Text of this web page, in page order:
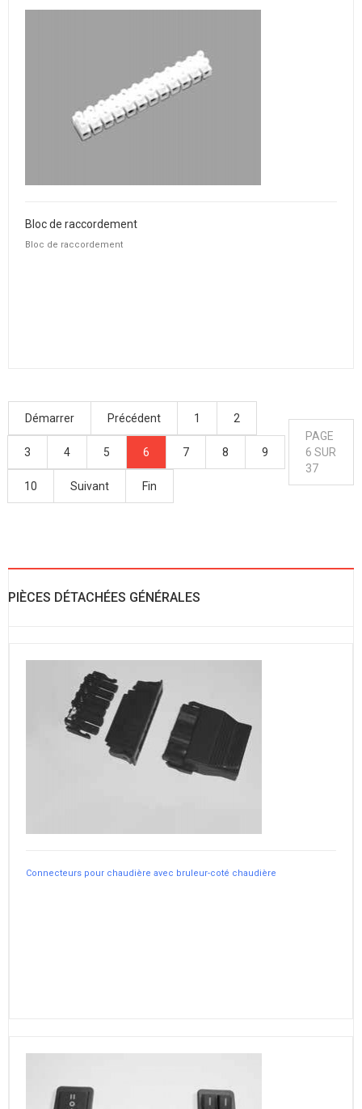
Bloc de raccordement
Bloc de raccordement
Démarrer Précédent 1 2
3 4 5 6 7 8 9
10 Suivant Fin
PAGE
6 SUR
37
PIÈCES DÉTACHÉES GÉNÉRALES
Connecteurs pour chaudière avec bruleur-coté chaudière